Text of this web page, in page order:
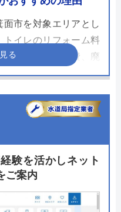
市を対象エリアとし
イレのリフォーム料
商品代、工事費、廃
ています。処分費もセ
法が現金、銀行振込、
幅広く、利用しやすい
件の実績がありま
ンケート回答で6年間
験を活かしネット
ご案内